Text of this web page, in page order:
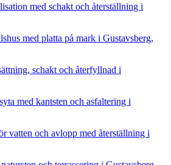
med schakt och återställning i
med platta på mark i Gustavsberg,
schakt och återfyllnad i
med kantsten och asfaltering i
vatten och avlopp med återställning i